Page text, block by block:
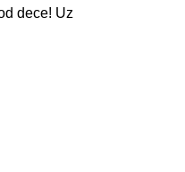
dece! Uz